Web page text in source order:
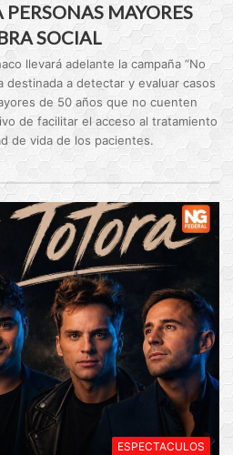
PERSONAS MAYORES
SOCIAL
llevará adelante la campaña “No
destinada a detectar y evaluar casos
de 50 años que no cuenten
de facilitar el acceso al tratamiento
de vida de los pacientes.
ESPECTACULOS